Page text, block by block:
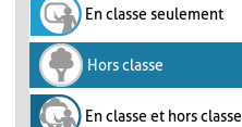
En classe seulement
Hors classe
En classe et hors classe